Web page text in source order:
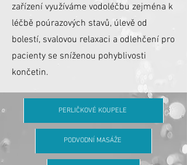
zařízení využíváme vodoléčbu zejména k
léčbě poúrazových stavů, úlevě od
bolestí, svalovou relaxaci a odlehčení pro
pacienty se sníženou pohyblivosti
končetin.
PERLIČKOVÉ KOUPELE
PODVODNÍ MASÁŽE